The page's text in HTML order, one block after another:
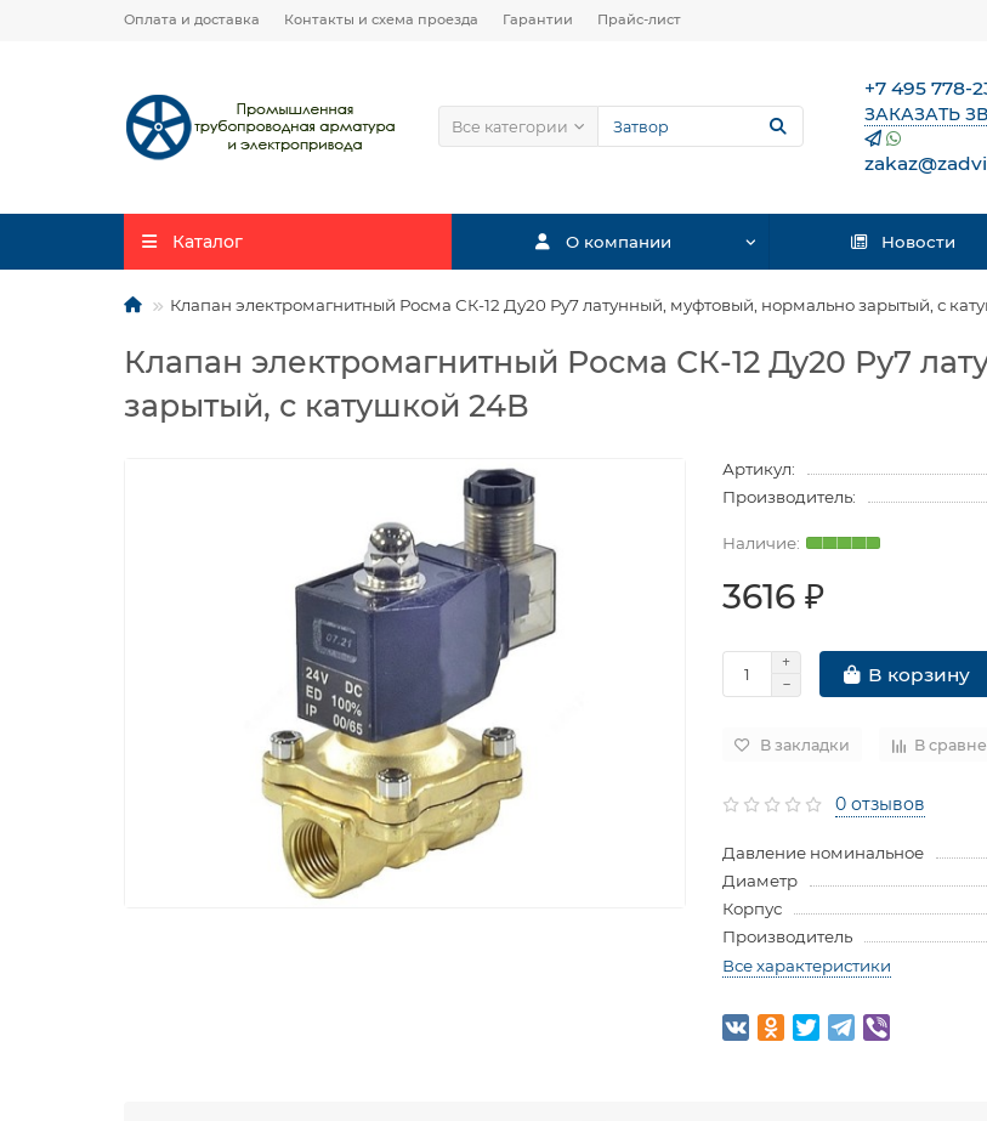
Оплата и доставка Контакты и схема проезда Гарантии Прайс-лист
Все категории
+7 495 778-
ЗАКАЗАТЬ
Каталог О компании Новости
Клапан электромагнитный Росма СК-12 Ду20 Ру7 латунный, муфтовый, нормально зарытый, с
Клапан электромагнитный Росма СК-12 Ду20 Ру7
зарытый, с катушкой 24В
Артикул:
Производитель:
3616 ₽
В корзину
В закладки В
0 отзывов
Давление номинальное
Диаметр
Корпус
Производитель
Все характеристики